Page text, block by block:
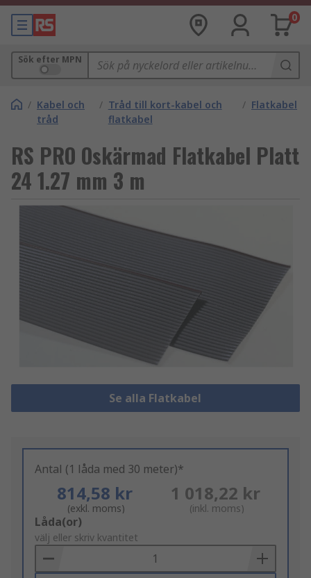
0
Sök efter MPN
/ Kabel och
tråd
/ Tråd till kort-kabel och
flatkabel
/ Flatkabel
RS PRO Oskärmad Flatkabel Platt
24 1.27 mm 3 m
Se alla Flatkabel
Antal (1 låda med 30 meter)*
814,58 kr
(exkl. moms)
1 018,22 kr
(inkl. moms)
Add
to
Basket
Låda(or)
välj eller skriv kvantitet